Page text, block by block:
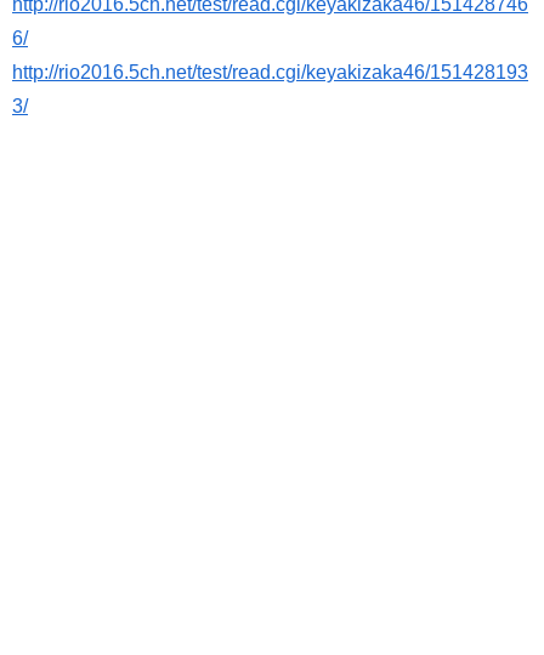
http://rio2016.5ch.net/test/read.cgi/keyakizaka46/151428746
6/
http://rio2016.5ch.net/test/read.cgi/keyakizaka46/151428193
3/